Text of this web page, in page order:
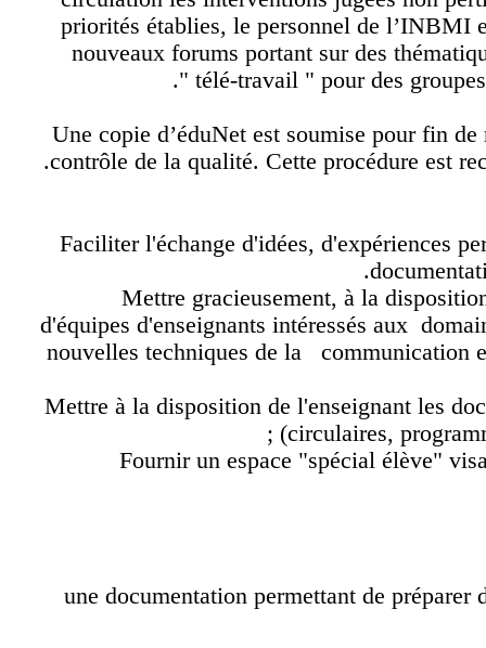
priorités établies, le personnel de
nouveaux forums portant sur des
" télé-travail " pour des
Une copie d’éduNet est soumise pour fin
contrôle de la qualité. Cette procédure
Faciliter l'échange d'idées,
Mettre gracieusement, à la
d'équipes d'enseignants intéressés aux
nouvelles techniques de la
Mettre à la disposition de l'enseignant les
(circulaires,
Fournir un espace "spécial élève"
- une documentation permettant de